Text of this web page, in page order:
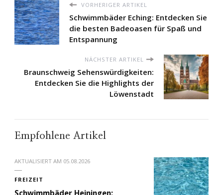
VORHERIGER ARTIKEL
Schwimmbäder Eching: Entdecken Sie
die besten Badeoasen für Spaß und
Entspannung
NÄCHSTER ARTIKEL
Braunschweig Sehenswürdigkeiten:
Entdecken Sie die Highlights der
Löwenstadt
Empfohlene Artikel
AKTUALISIERT AM 05.08.2026
FREIZEIT
Schwimmbäder Heiningen: